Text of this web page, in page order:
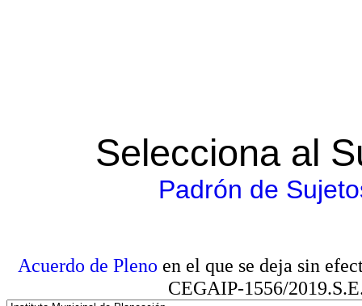
Selecciona al
Padrón de
Acuerdo de Pleno en el que se deja sin
CEGAIP-1556/